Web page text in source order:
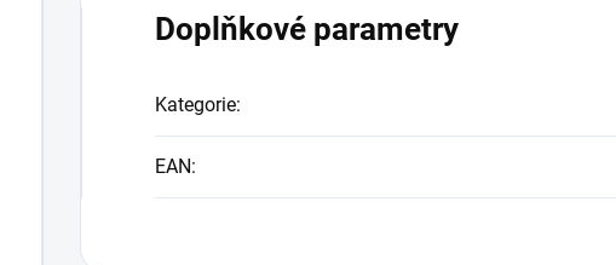
Doplňkové parametry
Kategorie:
EAN: